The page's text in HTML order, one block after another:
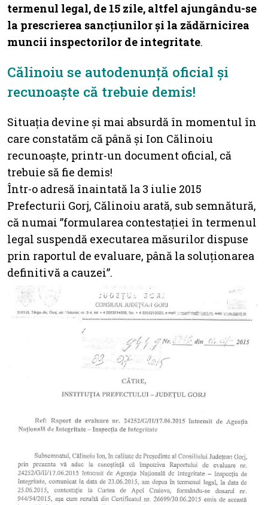
termenul legal, de 15 zile, altfel ajungându-se
la prescrierea sancțiunilor și la zădărnicirea
muncii inspectorilor de integritate.
Călinoiu se autodenunță oficial și
recunoaște că trebuie demis!
Situația devine și mai absurdă în momentul în
care constatăm că până și Ion Călinoiu
recunoaște, printr-un document oficial, că
trebuie să fie demis!
Într-o adresă înaintată la 3 iulie 2015
Prefecturii Gorj, Călinoiu arată, sub semnătură,
că numai ”formularea contestației în termenul
legal suspendă executarea măsurilor dispuse
prin raportul de evaluare, până la soluționarea
definitivă a cauzei”.